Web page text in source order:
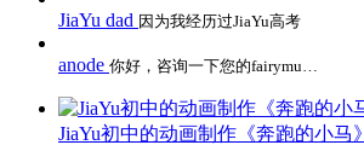
JiaYu dad 因为我经历过JiaYu高考
anode 你好，咨询一下您的fairymu…
JiaYu初中的动画制作《奔跑的小马》